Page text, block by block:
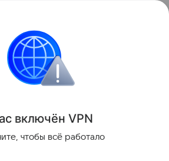
подсветки.
Поделиться
включён VPN
чтобы всё работало